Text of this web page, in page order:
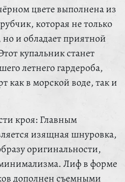
цвете выполнена из
которая не только
и обладает приятной
купальник станет
летнего гардероба,
как в морской воде, так и
кроя: Главным
изящная шнуровка,
оригинальности,
минимализма. Лиф в форме
дополнен съемными